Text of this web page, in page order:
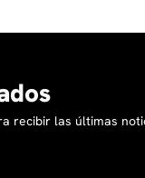
recibir las últimas